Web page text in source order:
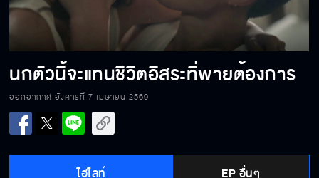
Video
นกตัวนี้จะแทนชีวิตอิสระที่พายต้องการ
ออกอากาศ อังคารที่ 7 เมษายน 2569
ไฮไลท์ EP อื่นๆ
ไม่ต้องขอโทษ ไม่ต้องขอบคุณ แค่เลี้ยงข้าวพี่ก็พอ
ฉันทนดูลูกเดินลงนรกไปกับอย่างแกไม่ได้